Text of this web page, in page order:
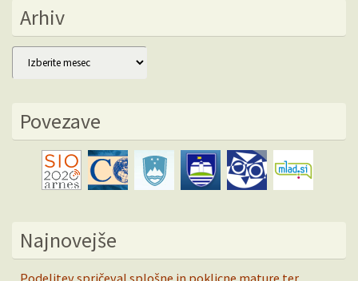
Arhiv
Arhiv
Povezave
Najnovejše
Podelitev spričeval splošne in poklicne mature ter